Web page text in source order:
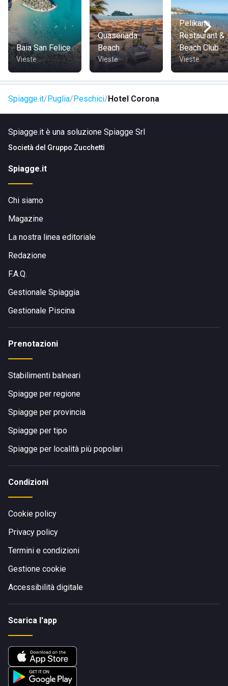
Baia San Felice
Vieste
Quasenada
Beach
Vieste
Pelikano
Restaurant &
Beach Club
Vieste
Spiagge.it Puglia Peschici Hotel Corona
Spiagge.it è una soluzione Spiagge Srl
Società del Gruppo Zucchetti
Spiagge.it
Chi siamo
Magazine
La nostra linea editoriale
Redazione
F.A.Q.
Gestionale Spiaggia
Gestionale Piscina
Prenotazioni
Stabilimenti balneari
Spiagge per regione
Spiagge per provincia
Spiagge per tipo
Spiagge per località più popolari
Condizioni
Cookie policy
Privacy policy
Termini e condizioni
Gestione cookie
Accessibilità digitale
Scarica l'app